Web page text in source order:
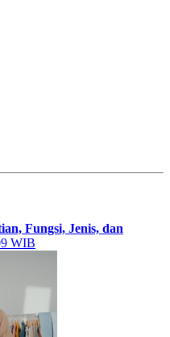
Fungsi, Jenis, dan
WIB